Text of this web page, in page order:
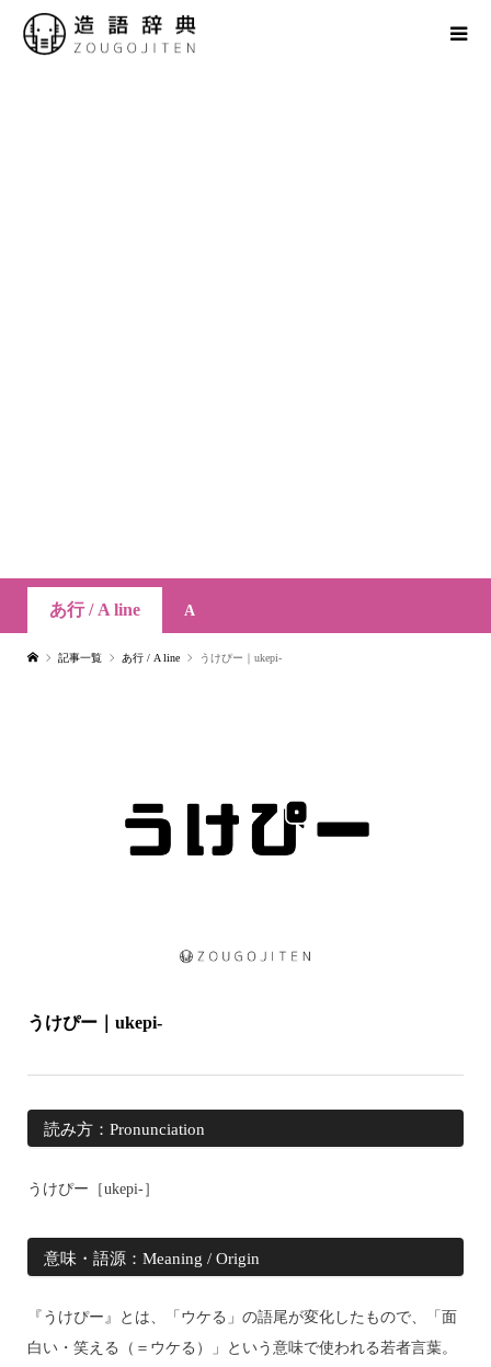
あ行 / A line A
記事一覧 あ行 / A line うけぴー｜ukepi-
うけぴー｜ukepi-
読み方：Pronunciation
うけぴー［ukepi-］
意味・語源：Meaning / Origin
『うけぴー』とは、「ウケる」の語尾が変化したもので、「面
白い・笑える（＝ウケる）」という意味で使われる若者言葉。